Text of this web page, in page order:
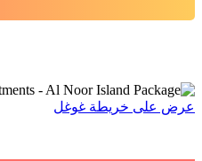
عرض على خريطة غوغل